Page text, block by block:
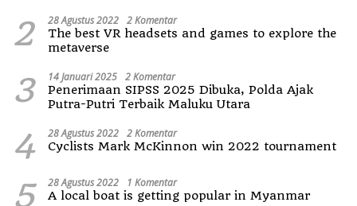
2 28 Agustus 2022 2 Komentar
The best VR headsets and games to explore the
metaverse
3 14 Januari 2025 2 Komentar
Penerimaan SIPSS 2025 Dibuka, Polda Ajak
Putra-Putri Terbaik Maluku Utara
4 28 Agustus 2022 2 Komentar
Cyclists Mark McKinnon win 2022 tournament
5 28 Agustus 2022 1 Komentar
A local boat is getting popular in Myanmar